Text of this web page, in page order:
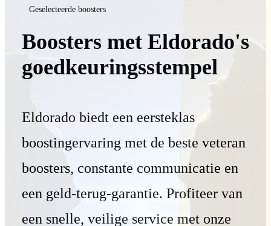
Geselecteerde boosters
Boosters met Eldorado's
goedkeuringsstempel
Eldorado biedt een eersteklas
boostingervaring met de beste veteran
boosters, constante communicatie en
een geld-terug-garantie. Profiteer van
een snelle, veilige service met onze